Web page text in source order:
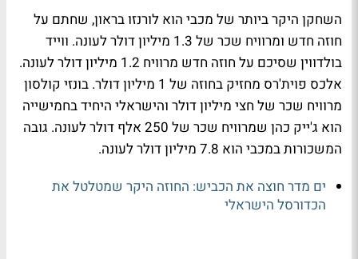
השחקן היקר ביותר של מכבי הוא לורנזו בראון, שחתם על
חוזה חדש ומרוויח שכר של 1.3 מיליון דולר לעונה. ווייד
בולדווין שסיכם על חוזה חדש מרוויח 1.2 מיליון דולר לעונה.
אלכס פוית'רס מחזיק בחוזה של 1 מיליון דולר. בונזי קולסון
מרוויח שכר של חצי מיליון דולר והישראלי היחיד בחמישייה
הוא ג'ייק כהן שמרוויח שכר של 250 אלף דולר לעונה. גובה
המשכורות במכבי הוא 7.8 מיליון דולר לעונה.
ים מדר חוצה את הכביש: החוזה היקר שמטלטל את
הכדורסל הישראלי